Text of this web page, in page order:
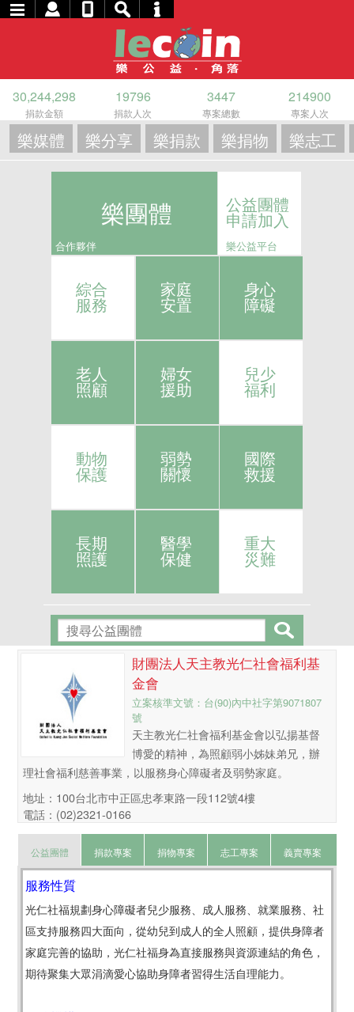
30,244,298
捐款金額
19796
捐款人次
3447
專案總數
214900
專案人次
樂媒體 樂分享 樂捐款 樂捐物 樂志工
樂團體
合作夥伴
公益團體
申請加入
樂公益平台
綜合
服務
家庭
安置
身心
障礙
老人
照顧
婦女
援助
兒少
福利
動物
保護
弱勢
關懷
國際
救援
長期
照護
醫學
保健
重大
災難
財團法人天主教光仁社會福利基
金會
立案核準文號：台(90)內中社字第9071807
號
天主教光仁社會福利基金會以弘揚基督
博愛的精神，為照顧弱小姊妹弟兄，辦
理社會福利慈善事業，以服務身心障礙者及弱勢家庭。
地址：100台北市中正區忠孝東路一段112號4樓
電話：(02)2321-0166
公益團體 捐款專案 捐物專案 志工專案 義賣專案
服務性質
光仁社福規劃身心障礙者兒少服務、成人服務、就業服務、社
區支持服務四大面向，從幼兒到成人的全人照顧，提供身障者
家庭完善的協助，光仁社福身為直接服務與資源連結的角色，
期待聚集大眾涓滴愛心協助身障者習得生活自理能力。